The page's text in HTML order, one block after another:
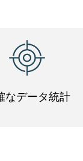
なデータ統計